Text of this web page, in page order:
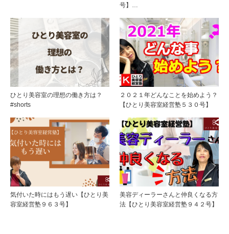
号】…
ひとり美容室の理想の働き方は？
#shorts
２０２１年どんなことを始めよう？
【ひとり美容室経営塾５３０号】
気付いた時にはもう遅い【ひとり美
容室経営塾９６３号】
美容ディーラーさんと仲良くなる方
法【ひとり美容室経営塾９４２号】